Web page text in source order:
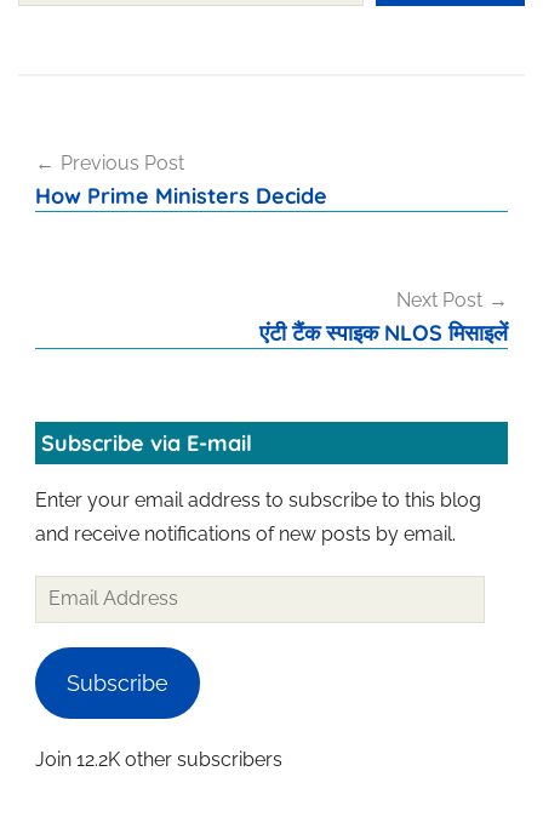
navigation
Previous Post
How Prime Ministers Decide
Next Post
एंटी टैंक स्पाइक NLOS मिसाइलें
Subscribe via E-mail
Enter your email address to subscribe to this blog
and receive notifications of new posts by email.
Email
Address
Subscribe
Join 12.2K other subscribers